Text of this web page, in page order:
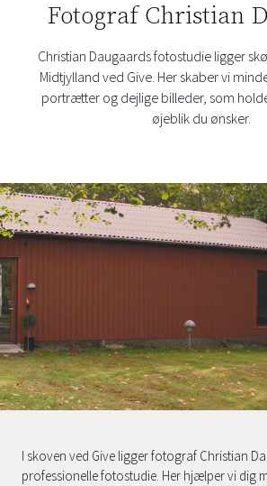
Fotograf Christian
Christian Daugaards fotostudie ligger
Midtjylland ved Give. Her skaber vi
portrætter og dejlige billeder, som
øjeblik du ønsker.
I skoven ved Give ligger fotograf Christian
professionelle fotostudie. Her hjælper vi dig